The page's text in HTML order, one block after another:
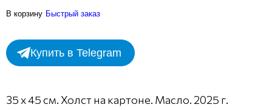
В корзину Быстрый заказ
Купить в Telegram
35 х 45 см. Холст на картоне. Масло. 2025 г.